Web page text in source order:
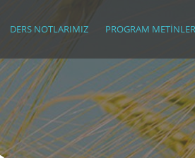
DERS NOTLARIMIZ PROGRAM